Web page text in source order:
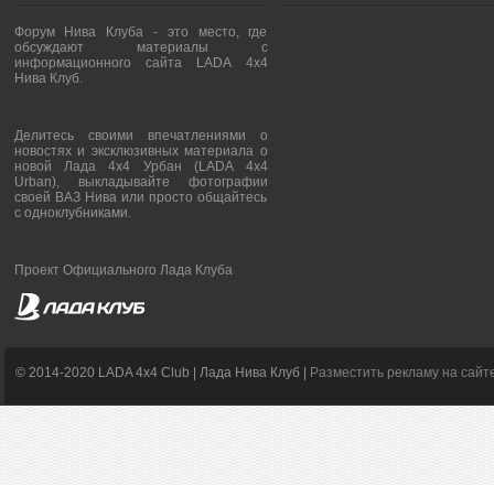
Форум Нива Клуба - это место, где
обсуждают материалы с
информационного сайта LADA 4x4
Нива Клуб.
Делитесь своими впечатлениями о
новостях и эксклюзивных материала о
новой Лада 4х4 Урбан (LADA 4x4
Urban), выкладывайте фотографии
своей ВАЗ Нива или просто общайтесь
с одноклубниками.
Проект Официального Лада Клуба
© 2014-2020 LADA 4x4 Club | Лада Нива Клуб | Разместить рекламу на